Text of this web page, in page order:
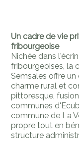
Un cadre de vie
fribourgeoise
Nichée dans
fribourgeoises, la
Semsales offre
charme rural et
pittoresque,
communes
commune de La
propre tout en
structure